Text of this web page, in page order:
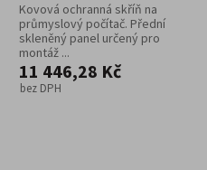
Kovová ochranná skříň na
průmyslový počítač. Přední
skleněný panel určený pro
montáž ...
11 446,28 Kč
bez DPH